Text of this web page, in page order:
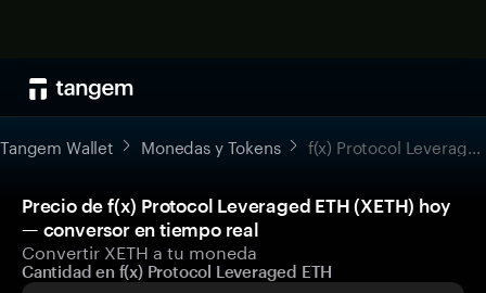
Tangem Wallet Monedas y Tokens f(x) Protocol Leveraged ETH
Precio de f(x) Protocol Leveraged ETH (XETH) hoy
— conversor en tiempo real
Convertir XETH a tu moneda
Cantidad en f(x) Protocol Leveraged ETH